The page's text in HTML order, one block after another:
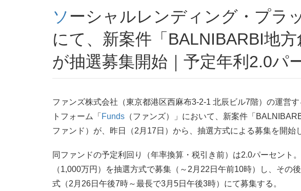
ソーシャルレンディング・プラットフォームFunds
にて、新案件「BALNIBARBI地方
が抽選募集開始｜予定年利2.0パ
ファンズ株式会社（東京都港区西麻布3-2-1 北辰ビル7階）の運営
トフォーム「 Funds （ファンズ）」において、新案件「
ファンド）が、昨日（2月17日）から、抽選方式による募集を開始
同ファンドの予定利回り（年率換算・税引き前）は2.0パーセント
（1,000万円）を抽選方式で募集（～2月22日午前10時）し、その
式（2月26日午後7時～最長で3月5日午後3時）にて募集する。